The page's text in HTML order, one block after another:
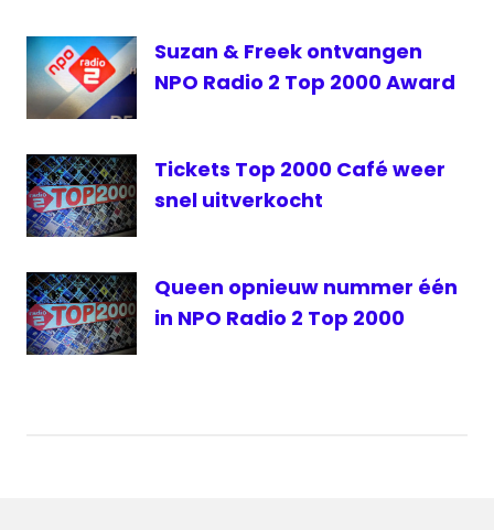
Suzan & Freek ontvangen
NPO Radio 2 Top 2000 Award
Tickets Top 2000 Café weer
snel uitverkocht
Queen opnieuw nummer één
in NPO Radio 2 Top 2000